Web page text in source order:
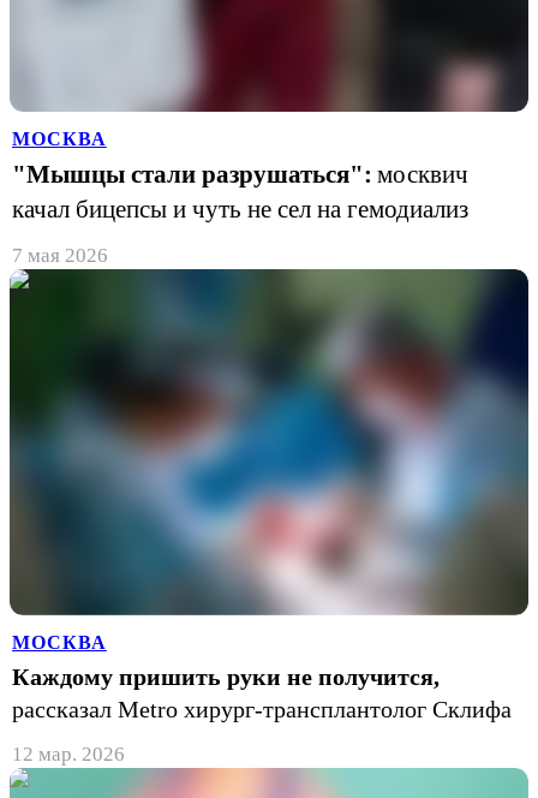
МОСКВА
"Мышцы стали разрушаться": москвич
качал бицепсы и чуть не сел на гемодиализ
7 мая 2026
МОСКВА
Каждому пришить руки не получится,
рассказал Metro хирург-трансплантолог Склифа
12 мар. 2026